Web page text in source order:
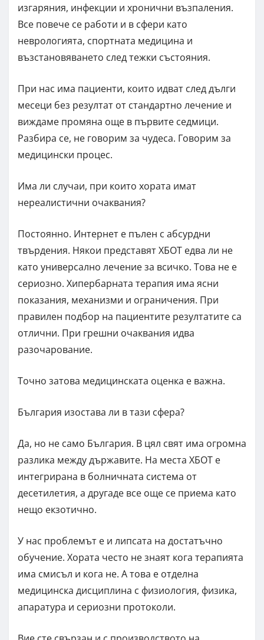
изгаряния, инфекции и хронични възпаления.
Все повече се работи и в сфери като
неврологията, спортната медицина и
възстановяването след тежки състояния.
При нас има пациенти, които идват след дълги
месеци без резултат от стандартно лечение и
виждаме промяна още в първите седмици.
Разбира се, не говорим за чудеса. Говорим за
медицински процес.
Има ли случаи, при които хората имат
нереалистични очаквания?
Постоянно. Интернет е пълен с абсурдни
твърдения. Някои представят ХБОТ едва ли не
като универсално лечение за всичко. Това не е
сериозно. Хипербарната терапия има ясни
показания, механизми и ограничения. При
правилен подбор на пациентите резултатите са
отлични. При грешни очаквания идва
разочарование.
Точно затова медицинската оценка е важна.
България изостава ли в тази сфера?
Да, но не само България. В цял свят има огромна
разлика между държавите. На места ХБОТ е
интегрирана в болничната система от
десетилетия, а другаде все още се приема като
нещо екзотично.
У нас проблемът е и липсата на достатъчно
обучение. Хората често не знаят кога терапията
има смисъл и кога не. А това е отделна
медицинска дисциплина с физиология, физика,
апаратура и сериозни протоколи.